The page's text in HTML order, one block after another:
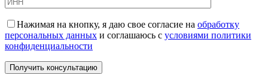
Нажимая на кнопку, я даю свое согласие на обработку
персональных данных и соглашаюсь с условиями политики
конфиденциальности